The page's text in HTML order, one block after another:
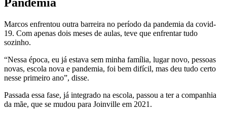
Pandemia
Marcos enfrentou outra barreira no período da pandemia da covid-
19. Com apenas dois meses de aulas, teve que enfrentar tudo
sozinho.
“Nessa época, eu já estava sem minha família, lugar novo, pessoas
novas, escola nova e pandemia, foi bem difícil, mas deu tudo certo
nesse primeiro ano”, disse.
Passada essa fase, já integrado na escola, passou a ter a companhia
da mãe, que se mudou para Joinville em 2021.